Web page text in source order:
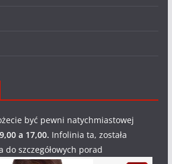
być pewni natychmiastowej
a 17,00. Infolinia ta, została
szczegółowych porad